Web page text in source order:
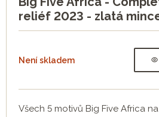
reliéf 2023 - zlatá
Není skladem
Všech 5 motivů Big Five Africa